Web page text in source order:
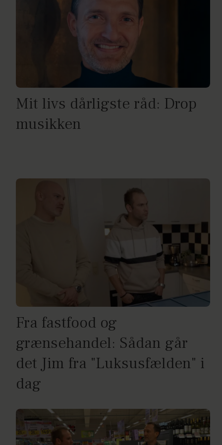
Mit livs dårligste råd: Drop
musikken
Fra fastfood og
grænsehandel: Sådan går
det Jim fra "Luksusfælden" i
dag